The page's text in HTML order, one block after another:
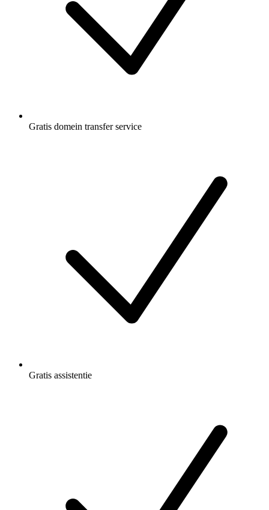
Gratis domein transfer service
Gratis assistentie